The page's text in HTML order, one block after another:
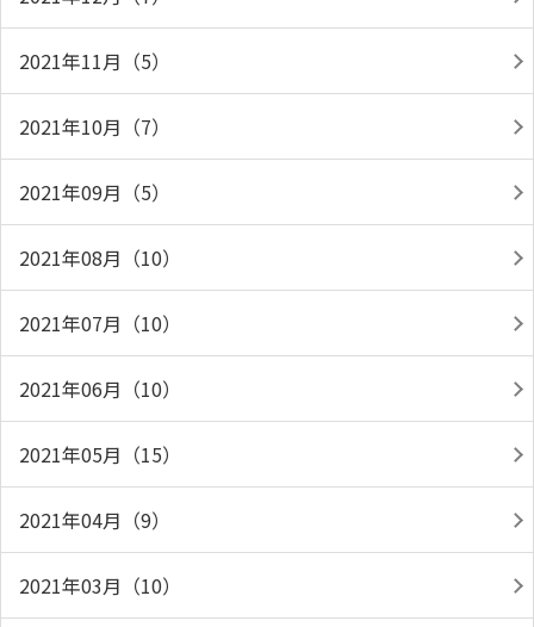
2021年11月（5）
2021年10月（7）
2021年09月（5）
2021年08月（10）
2021年07月（10）
2021年06月（10）
2021年05月（15）
2021年04月（9）
2021年03月（10）